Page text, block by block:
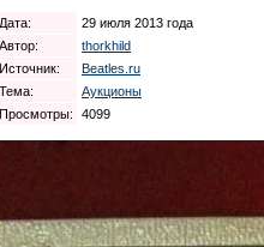
Дата:
29 июля 2013 года
Автор:
thorkhild
Источник:
Beatles.ru
Тема:
Аукционы
Просмотры:
4099